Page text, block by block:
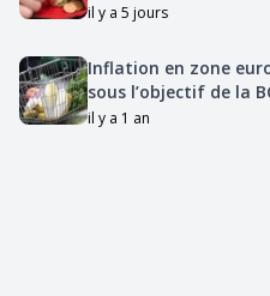
il y a 5 jours
Inflation en zone
sous l’objectif de la
il y a 1 an